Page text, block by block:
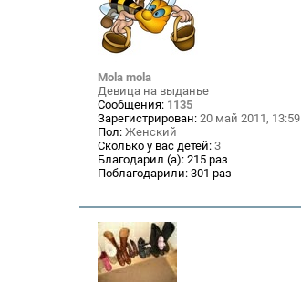
Mola mola
Девица на выданье
Сообщения: 1135
Зарегистрирован: 20 май 2011, 13:59
Пол: Женский
Сколько у вас детей: 3
Благодарил (а): 215 раз
Поблагодарили: 301 раз